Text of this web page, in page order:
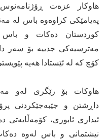
هاوکار عزەت
پەیامێکی کراوەوە باس لە
کوردستان دەکات و
مەترسیەکی جدییە بۆ سەر
کۆچ کە لە ئێستادا هەیە
هاوکات بۆ رێگری لەو
داڕشتن و جێبەجێکردنی
ئیداری ئابوری،
نیشتمانی و باس لەوە